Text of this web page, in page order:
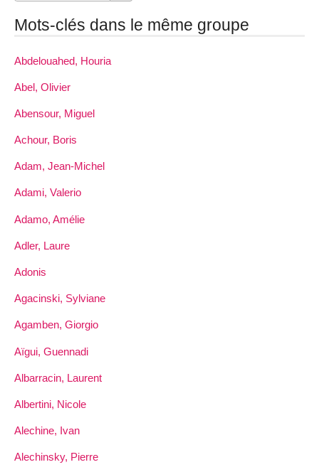
Mots-clés dans le même groupe
Abdelouahed, Houria
Abel, Olivier
Abensour, Miguel
Achour, Boris
Adam, Jean-Michel
Adami, Valerio
Adamo, Amélie
Adler, Laure
Adonis
Agacinski, Sylviane
Agamben, Giorgio
Aïgui, Guennadi
Albarracin, Laurent
Albertini, Nicole
Alechine, Ivan
Alechinsky, Pierre